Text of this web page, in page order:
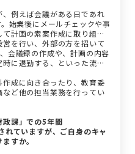
例えば会議がある日であれ
始業後にメールチェックや事
計画の素案作成に取り組み
を行い、外部の方を招いて
会議録の作成や、計画の内容
に退勤する、といった流れ
成に向き合ったり、教育委
ど他の担当業務を行ってい
政課」での5年間
ていますが、ご自身のキャ
すか。